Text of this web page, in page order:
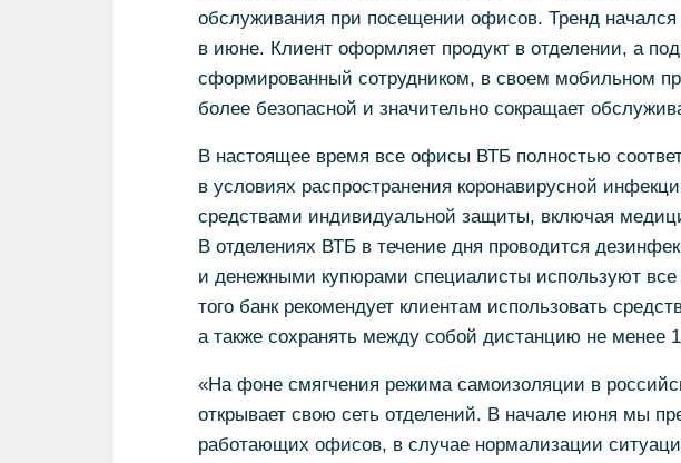
обслуживания при посещении офисов. Тренд
в июне. Клиент оформляет продукт в отделении, а
сформированный сотрудником, в своем мобильном
более безопасной и значительно сокращает
В настоящее время все офисы ВТБ полностью
в условиях распространения коронавирусной
средствами индивидуальной защиты, включая
В отделениях ВТБ в течение дня проводится
и денежными купюрами специалисты используют
того банк рекомендует клиентам использовать
а также сохранять между собой дистанцию не менее
«На фоне смягчения режима самоизоляции в
открывает свою сеть отделений. В начале июня мы
работающих офисов, в случае нормализации